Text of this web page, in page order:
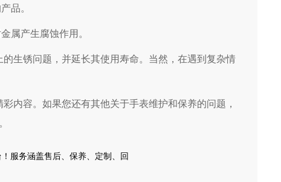
品。
属产生腐蚀作用。
锈问题，并延长其使用寿命。当然，在遇到复杂情
彩内容。如果您还有其他关于手表维护和保养的问题，